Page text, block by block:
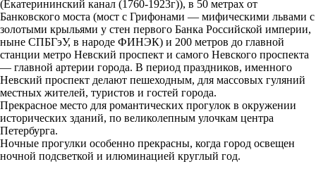
(Екатерининский канал (1760-1923г)), в 50 метрах от
Банковского моста (мост с Грифонами — мифическими львами с
золотыми крыльями у стен первого Банка Российской империи,
ныне СПБГэУ, в народе ФИНЭК) и 200 метров до главной
станции метро Невский проспект и самого Невского проспекта
— главной артерии города. В период праздников, именного
Невский проспект делают пешеходным, для массовых гуляний
местных жителей, туристов и гостей города.
Прекрасное место для романтических прогулок в окружении
исторических зданий, по великолепным улочкам центра
Петербурга.
Ночные прогулки особенно прекрасны, когда город освещен
ночной подсветкой и илюминацией круглый год.